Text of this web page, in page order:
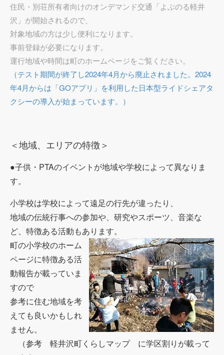
住民・別荘所有者向けのオンデマンド交通「よぶのる軽井
沢」が開始されるので、
対象地域の方は少し便利になります。
事前登録が必要になります。
運行地域や時間は町のホームページをご覧ください。
（テスト期間が終了し2024年4月から廃止されました。2024
年4月からは「GOアプリ」を利用した日本型ライドシェアタ
クシーの導入が始まっています。）
＜地域、エリアの特徴＞
●子供・PTAのイベントが地域や学校によって異なりま
す。
小学校は学校によって遠足の行先が違ったり、
地域の伝統行事への参加や、研究やスポーツ、音楽な
ど、特徴ある活動もあります。
町の小学校のホーム
ページに特徴ある活
動報告が載っていま
すので
参考に住む地域を考
えても良いかもしれ
ません。
（参考 軽井沢町くらしマップ に学区割りが載って